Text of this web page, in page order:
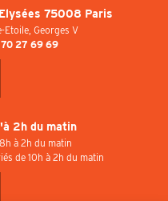
75008 Paris
Etoile, Georges V
27 69 69
2h du matin
à 2h du matin
de 10h à 2h du matin